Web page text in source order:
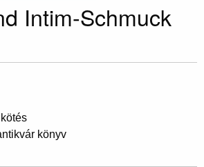
Intim-Schmuck
könyv